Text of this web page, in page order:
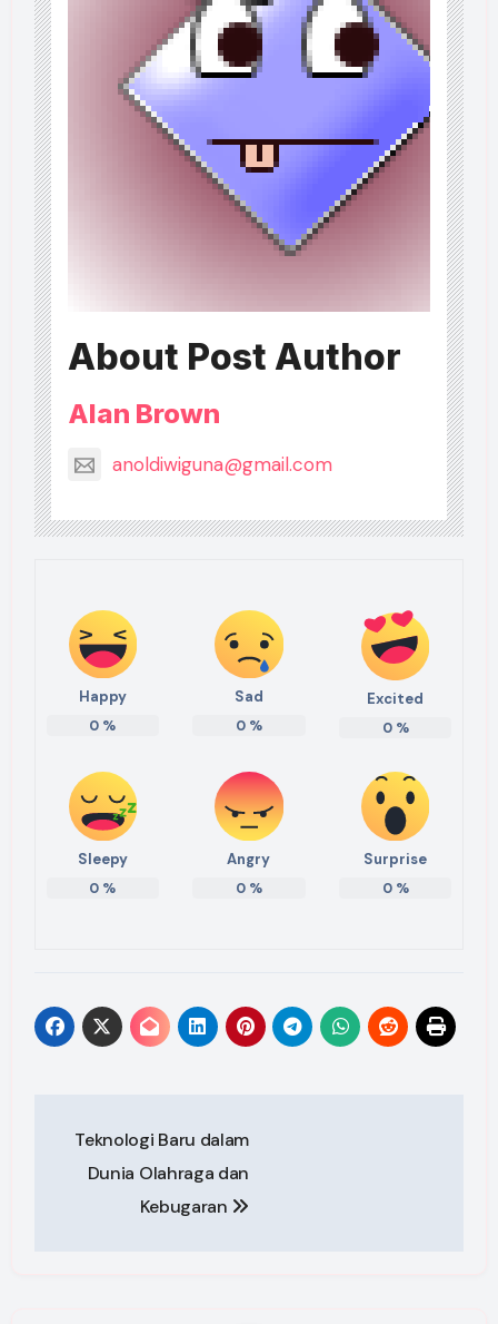
About Post Author
Alan Brown
anoldiwiguna@gmail.com
Happy
0 %
Sad
0%
Excited
0%
Sleepy
0 %
Angry
0%
Surprise
0%
navigation
Teknologi Baru dalam
Dunia Olahraga dan
Kebugaran